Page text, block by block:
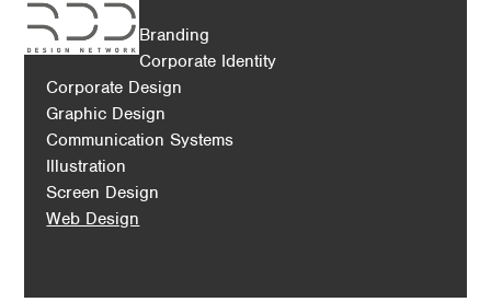
SkipOpen
mobile
menu
Close
mobile
menu
Branding
Corporate Identity
Corporate Design
Graphic Design
Communication Systems
Illustration
Screen Design
Web Design